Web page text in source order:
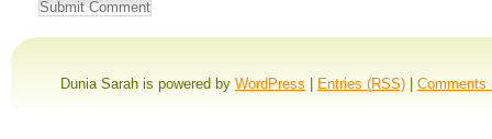
Dunia Sarah is powered by WordPress Entries (RSS) Comments